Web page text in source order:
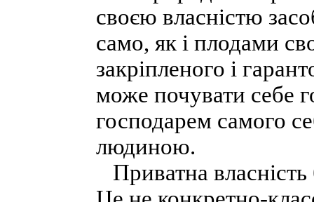
своєю власністю
само, як і плодами
закріпленого і
може почувати себе
господарем самого
людиною.
Приватна власність